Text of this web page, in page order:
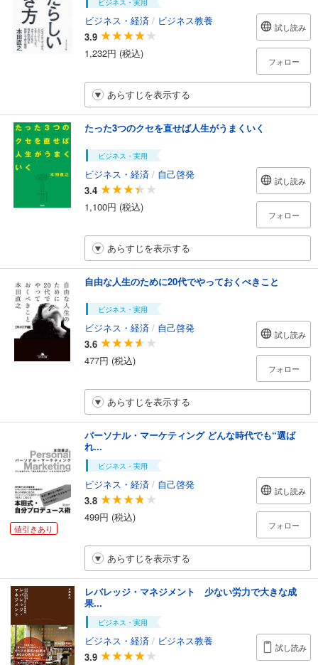
ビジネス・経済 / ビジネス教養
3.9
1,232円 (税込)
試し読み
フォロー
あらすじを表示する
たった3つのクセを直せば人生がうまくいく
ビジネス・実用
ビジネス・経済 / 自己啓発
3.4
1,100円 (税込)
試し読み
フォロー
あらすじを表示する
自由な人生のために20代でやっておくべきこと
ビジネス・実用
ビジネス・経済 / 自己啓発
3.6
477円 (税込)
試し読み
フォロー
あらすじを表示する
値引きあり
パーソナル・マーケティング どんな時代でも“選ば
れ...
ビジネス・実用
ビジネス・経済 / 自己啓発
3.8
499円 (税込)
試し読み
フォロー
あらすじを表示する
レバレッジ・マネジメント 少ない労力で大きな成
果...
ビジネス・実用
ビジネス・経済 / ビジネス教養
3.9
試し読み